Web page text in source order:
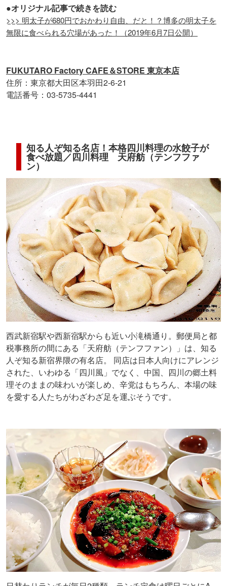
●オリジナル記事で続きを読む
>>> 明太子が680円でおかわり自由、だと！？博多の明太子を
無限に食べられる穴場があった！（2019年6月7日公開）
FUKUTARO Factory CAFE＆STORE 東京本店
住所：東京都大田区本羽田2-6-21
電話番号：03-5735-4441
知る人ぞ知る名店！本格四川料理の水餃子が
食べ放題／四川料理 天府舫（テンフファ
ン）
西武新宿駅や西新宿駅からも近い小滝橋通り。郵便局と都
税事務所の間にある「天府舫（テンフファン）」は、知る
人ぞ知る新宿界隈の有名店。 同店は日本人向けにアレンジ
された、いわゆる「四川風」でなく、中国、四川の郷土料
理そのままの味わいが楽しめ、辛党はもちろん、本場の味
を愛する人たちがわざわざ足を運ぶそうです。